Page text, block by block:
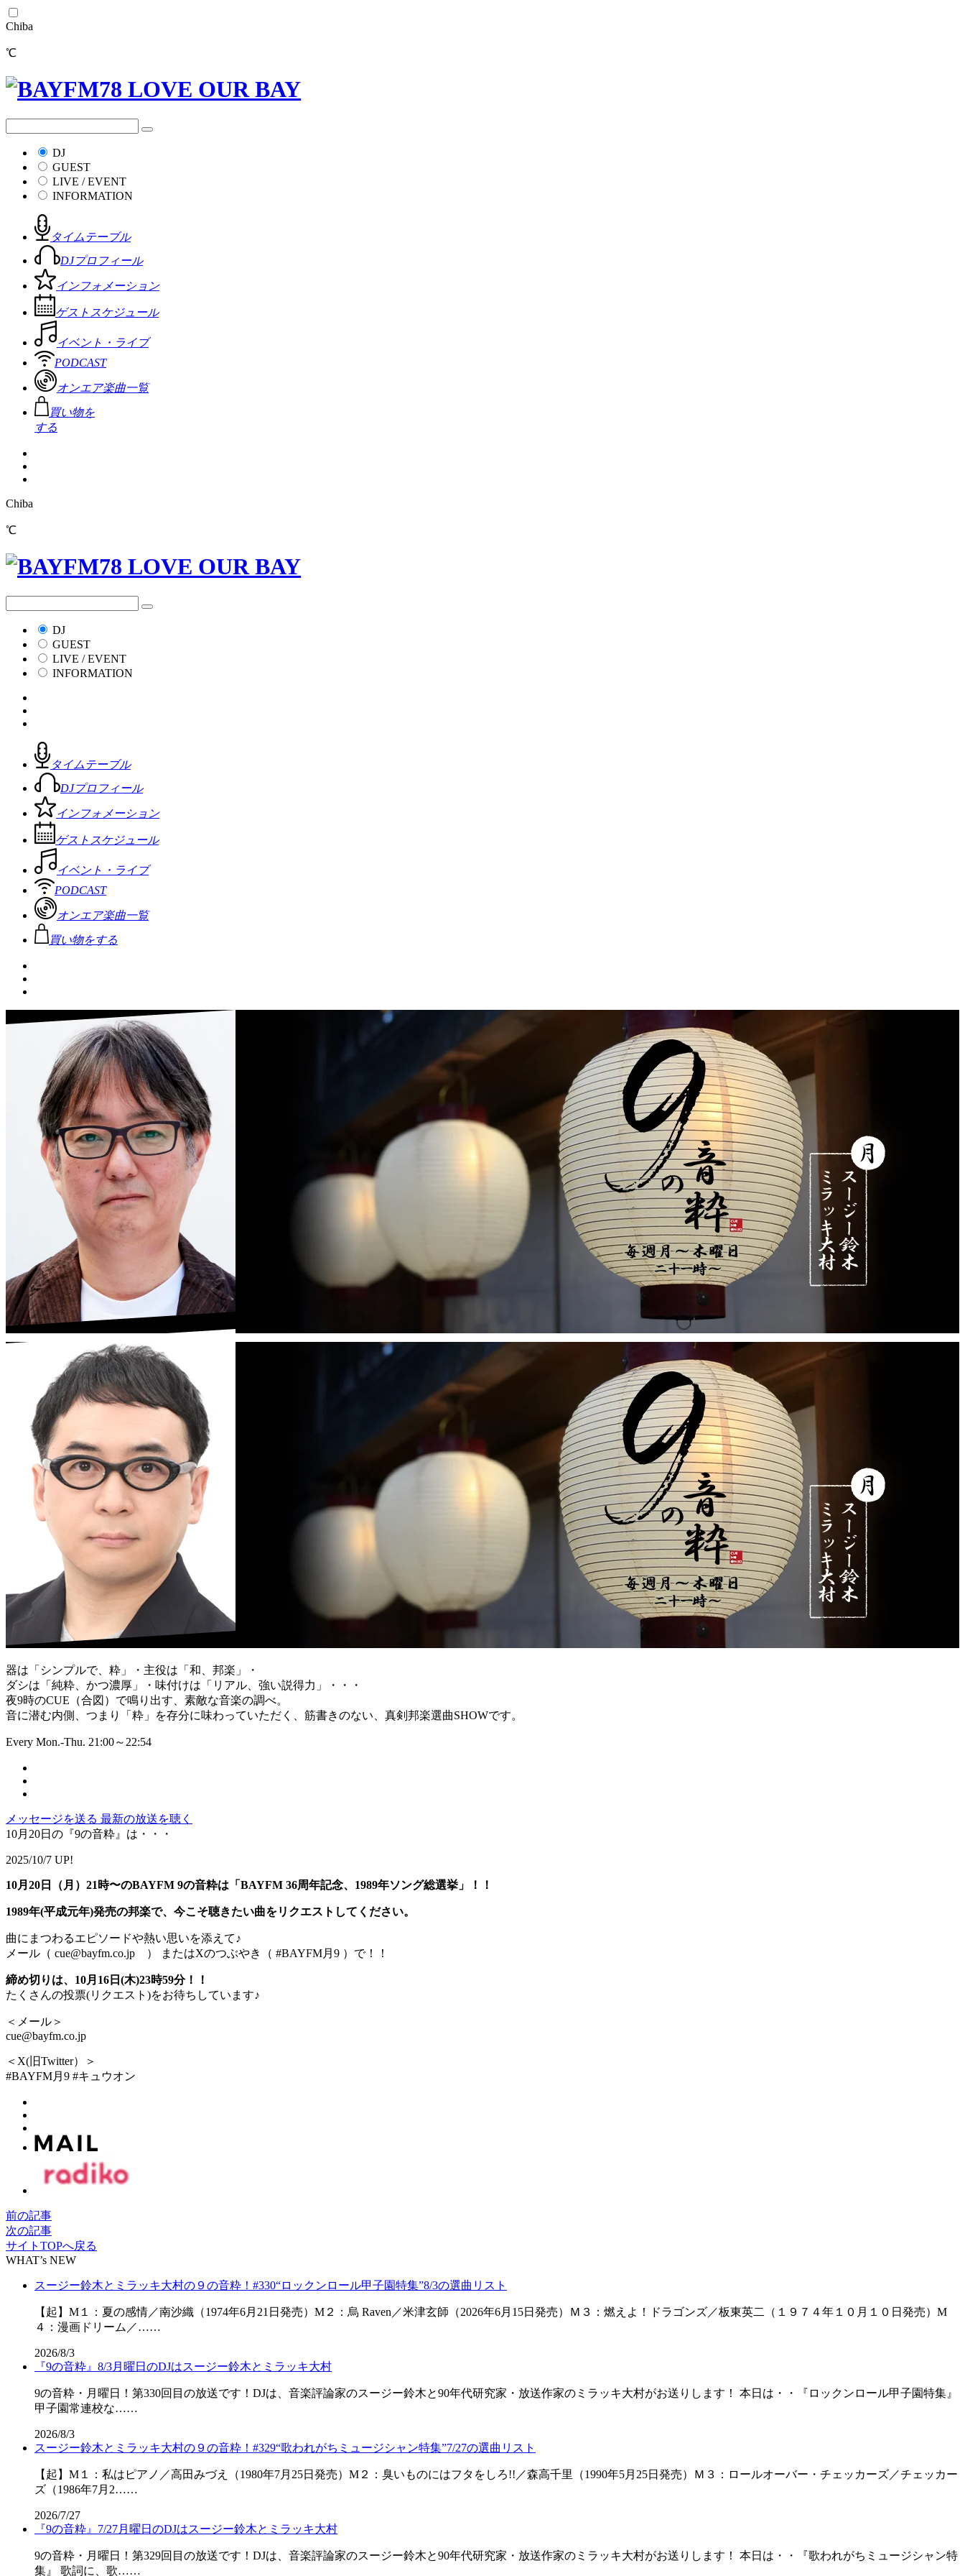
Chiba
℃
DJ
GUEST
LIVE / EVENT
INFORMATION
タイムテーブル
DJプロフィール
インフォメーション
ゲストスケジュール
イベント・ライブ
PODCAST
オンエア楽曲一覧
買い物を
する
Chiba
℃
DJ
GUEST
LIVE / EVENT
INFORMATION
タイムテーブル
DJプロフィール
インフォメーション
ゲストスケジュール
イベント・ライブ
PODCAST
オンエア楽曲一覧
買い物をする
器は「シンプルで、粋」・主役は「和、邦楽」・
ダシは「純粋、かつ濃厚」・味付けは「リアル、強い説得力」・・・
夜9時のCUE（合図）で鳴り出す、素敵な音楽の調べ。
音に潜む内側、つまり「粋」を存分に味わっていただく、筋書きのない、真剣邦楽選曲SHOWです。
Every Mon.-Thu. 21:00～22:54
メッセージを送る 最新の放送を聴く
10月20日の『9の音粋』は・・・
2025/10/7 UP!
10月20日（月）21時〜のBAYFM 9の音粋は「BAYFM 36周年記念、1989年ソング総選挙」！！
1989年(平成元年)発売の邦楽で、今こそ聴きたい曲をリクエストしてください。
曲にまつわるエピソードや熱い思いを添えて♪
メール（ cue@bayfm.co.jp ） またはXのつぶやき（ #BAYFM月9 ）で！！
締め切りは、10月16日(木)23時59分！！
たくさんの投票(リクエスト)をお待ちしています♪
＜メール＞
cue@bayfm.co.jp
＜X(旧Twitter）＞
#BAYFM月9 #キュウオン
前の記事
次の記事
サイトTOPへ戻る
WHAT’s NEW
スージー鈴木とミラッキ大村の９の音粋！#330“ロックンロール甲子園特集”8/3の選曲リスト
【起】M１：夏の感情／南沙織（1974年6月21日発売）M２：烏 Raven／米津玄師（2026年6月15日発売）Ｍ３：燃えよ！ドラゴンズ／板東英二（１９７４年１０月１０日発売）M
４：漫画ドリーム／……
2026/8/3
『9の音粋』8/3月曜日のDJはスージー鈴木とミラッキ大村
9の音粋・月曜日！第330回目の放送です！DJは、音楽評論家のスージー鈴木と90年代研究家・放送作家のミラッキ大村がお送りします！ 本日は・・『ロックンロール甲子園特集』
甲子園常連校な……
2026/8/3
スージー鈴木とミラッキ大村の９の音粋！#329“歌われがちミュージシャン特集”7/27の選曲リスト
【起】M１：私はピアノ／高田みづえ（1980年7月25日発売）M２：臭いものにはフタをしろ!!／森高千里（1990年5月25日発売）Ｍ３：ロールオーバー・チェッカーズ／チェッカー
ズ（1986年7月2……
2026/7/27
『9の音粋』7/27月曜日のDJはスージー鈴木とミラッキ大村
9の音粋・月曜日！第329回目の放送です！DJは、音楽評論家のスージー鈴木と90年代研究家・放送作家のミラッキ大村がお送りします！ 本日は・・『歌われがちミュージシャン特
集』 歌詞に、歌……